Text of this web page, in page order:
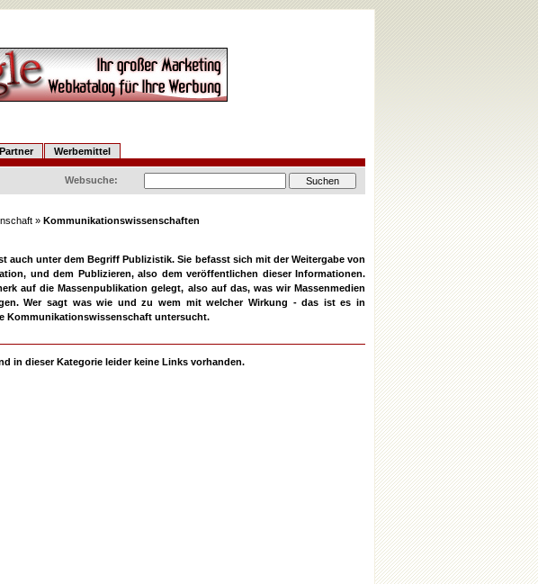
Werbemittel
Websuche:
» Kommunikationswissenschaften
auch unter dem Begriff Publizistik. Sie befasst sich mit der Weitergabe von
und dem Publizieren, also dem veröffentlichen dieser Informationen.
auf die Massenpublikation gelegt, also auf das, was wir Massenmedien
Wer sagt was wie und zu wem mit welcher Wirkung - das ist es in
Kommunikationswissenschaft untersucht.
in dieser Kategorie leider keine Links vorhanden.